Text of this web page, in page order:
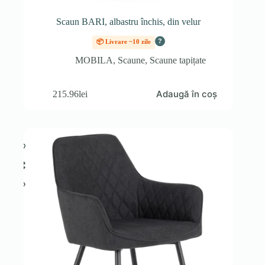
Scaun BARI, albastru închis, din velur
📦 Livrare ~10 zile ?
MOBILA, Scaune, Scaune tapițate
215.96lei Adaugă în coș